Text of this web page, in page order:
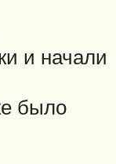
и начали
было